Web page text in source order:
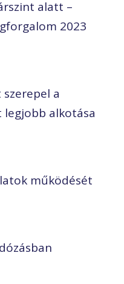
alatt –
2023
a
legjobb alkotása
működését